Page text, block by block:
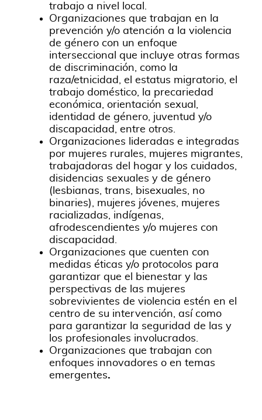
trabajo a nivel local.
Organizaciones que trabajan en la
prevención y/o atención a la violencia
de género con un enfoque
interseccional que incluye otras formas
de discriminación, como la
raza/etnicidad, el estatus migratorio, el
trabajo doméstico, la precariedad
económica, orientación sexual,
identidad de género, juventud y/o
discapacidad, entre otros.
Organizaciones lideradas e integradas
por mujeres rurales, mujeres migrantes,
trabajadoras del hogar y los cuidados,
disidencias sexuales y de género
(lesbianas, trans, bisexuales, no
binaries), mujeres jóvenes, mujeres
racializadas, indígenas,
afrodescendientes y/o mujeres con
discapacidad.
Organizaciones que cuenten con
medidas éticas y/o protocolos para
garantizar que el bienestar y las
perspectivas de las mujeres
sobrevivientes de violencia estén en el
centro de su intervención, así como
para garantizar la seguridad de las y
los profesionales involucrados.
Organizaciones que trabajan con
enfoques innovadores o en temas
emergentes.